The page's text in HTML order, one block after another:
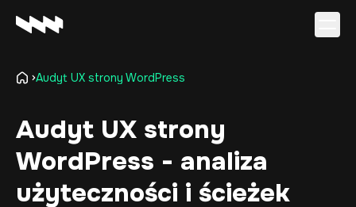
O firmie
Kariera
Baza wiedzy
Kontakt
Audyt UX strony WordPress
Audyt UX strony
WordPress - analiza
użyteczności i ścieżek